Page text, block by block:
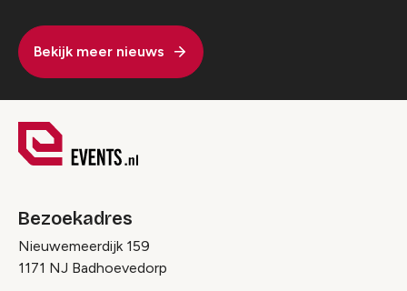
Bekijk meer nieuws
Bezoekadres
Nieuwemeerdijk 159
1171 NJ Badhoevedorp